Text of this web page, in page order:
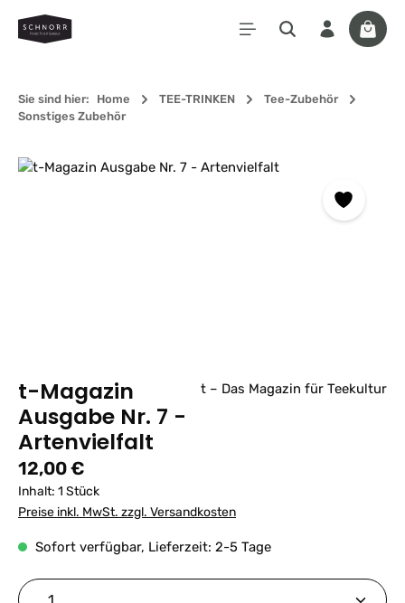
Zum Hauptinhalt springen
Sie sind hier: Home TEE-TRINKEN
Tee-Zubehör
Sonstiges Zubehör
Bildergalerie überspringen
t-Magazin
Ausgabe Nr. 7 -
Artenvielfalt
t – Das Magazin für Teekultur
Regulärer Preis:
12,00 €
Inhalt: 1 Stück
Preise inkl. MwSt. zzgl. Versandkosten
Sofort verfügbar, Lieferzeit: 2-5 Tage
Produkt Anzahl: Gib den gewünschten Wert ein